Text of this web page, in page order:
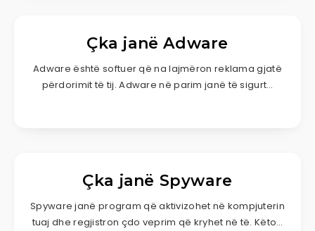
Çka janë Adware
Adware është softuer që na lajmëron reklama gjatë
përdorimit të tij. Adware në parim janë të sigurt…
Çka janë Spyware
Spyware janë program që aktivizohet në kompjuterin
tuaj dhe regjistron çdo veprim që kryhet në të. Këto…